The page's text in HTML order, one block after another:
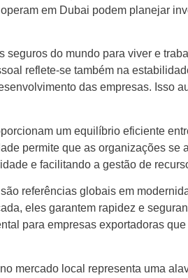
em Dubai podem planejar
seguros do mundo para viver e
reflete-se também na
das empresas. Isso
um equilíbrio eficiente
permite que as organizações se
e facilitando a gestão de
referências globais em
eles garantem rapidez e
para empresas exportadoras
mercado local representa uma